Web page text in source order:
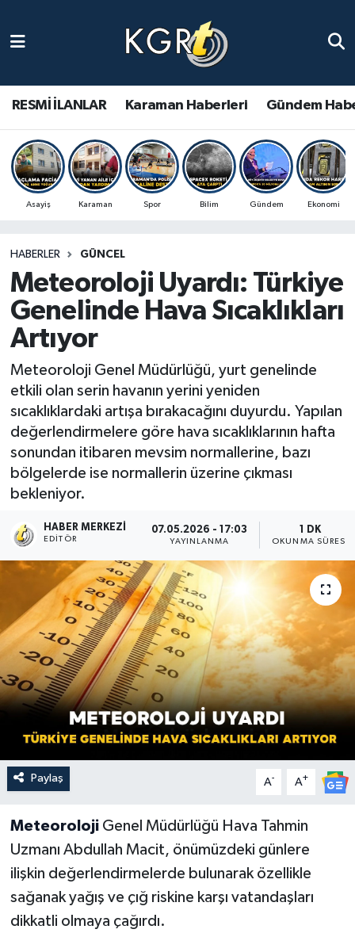
RESMİ İLANLAR Karaman Haberleri Gündem
Asayiş Karaman Spor Bilim Gündem Ekonomi
HABERLER GÜNCEL
Meteoroloji Uyardı: Türkiye
Genelinde Hava Sıcaklıkları
Artıyor
Meteoroloji Genel Müdürlüğü, yurt genelinde
etkili olan serin havanın yerini yeniden
sıcaklıklardaki artışa bırakacağını duyurdu. Yapılan
değerlendirmelere göre hava sıcaklıklarının hafta
sonundan itibaren mevsim normallerine, bazı
bölgelerde ise normallerin üzerine çıkması
bekleniyor.
HABER MERKEZI
EDITÖR
07.05.2026 - 17:03
YAYINLANMA
1 DK
OKUNMA SÜRESI
Paylaş A- A+
MeteorolojiGenel Müdürlüğü Hava Tahmin
Uzmanı Abdullah Macit, önümüzdeki günlere
ilişkin değerlendirmelerde bulunarak özellikle
sağanak yağış ve çığ riskine karşı vatandaşları
dikkatli olmaya çağırdı.
Gündem Haberleri
Güncel Haberler
Spor Haberleri
Ulusal Haberler
Vefat Edenler